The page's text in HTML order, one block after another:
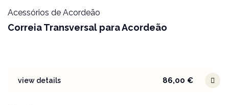
Acessórios de Acordeão
Correia Transversal para Acordeão
view details 86,00 €